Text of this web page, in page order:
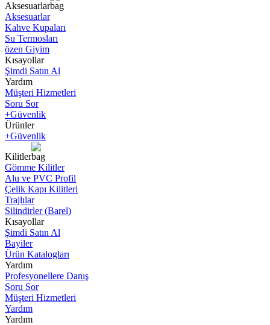
Aksesuarlar
Aksesuarlar
Kahve Kupaları
Su Termosları
özen Giyim
Kısayollar
Şimdi Satın Al
Yardım
Müşteri Hizmetleri
Soru Sor
+Güvenlik
Ürünler
+Güvenlik
Kilitler
Gömme Kilitler
Alu ve PVC Profil
Çelik Kapı Kilitleri
Trajlılar
Silindirler (Barel)
Kısayollar
Şimdi Satın Al
Bayiler
Ürün Katalogları
Yardım
Profesyonellere Danış
Soru Sor
Müşteri Hizmetleri
Yardım
Yardım